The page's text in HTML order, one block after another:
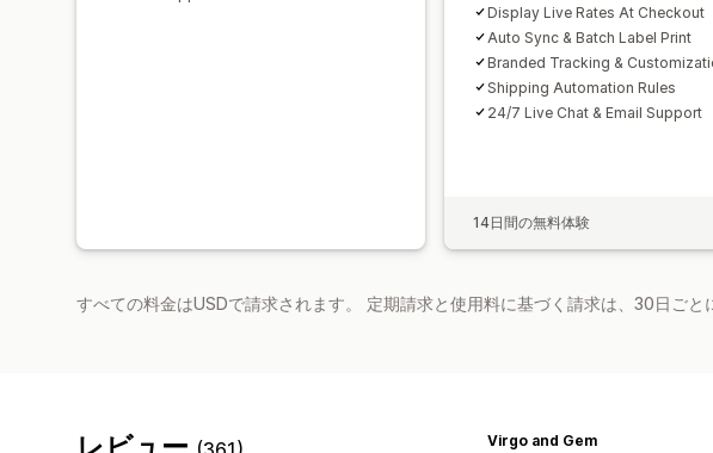
Display Live Rates At Checkout
Auto Sync & Batch Label Print
Branded Tracking &
Shipping Automation Rules
24/7 Live Chat & Email Support
14日間の無料体験
すべての料金はUSDで請求されます。 定期請求と使用料に基づく請求は、30日ごと
Virgo and Gem